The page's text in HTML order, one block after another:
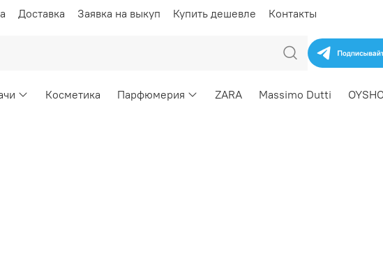
Доставка Заявка на выкуп Купить дешевле Контакты
Косметика Парфюмерия ZARA Massimo Dutti